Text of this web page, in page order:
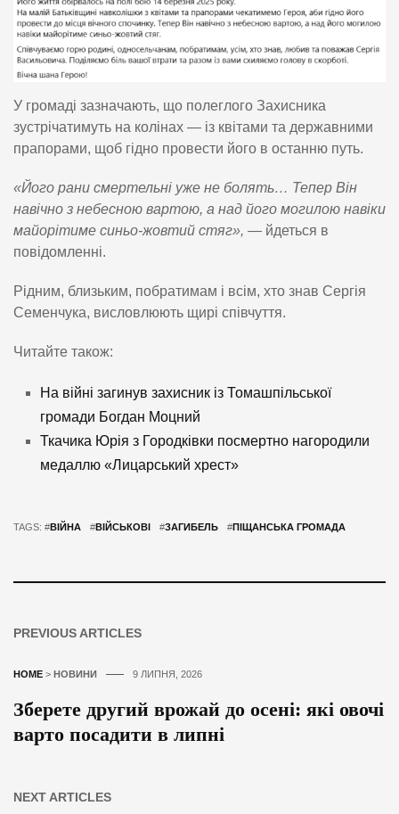
У громаді зазначають, що полеглого Захисника
зустрічатимуть на колінах — із квітами та державними
прапорами, щоб гідно провести його в останню путь.
«Його рани смертельні уже не болять… Тепер Він
навічно з небесною вартою, а над його могилою навіки
майорітиме синьо-жовтий стяг», — йдеться в
повідомленні.
Рідним, близьким, побратимам і всім, хто знав Сергія
Семенчука, висловлюють щирі співчуття.
Читайте також:
На війні загинув захисник із Томашпільської
громади Богдан Моцний
Ткачика Юрія з Городківки посмертно нагородили
медаллю «Лицарський хрест»
TAGS: #ВІЙНА #ВІЙСЬКОВІ #ЗАГИБЕЛЬ #ПІЩАНСЬКА ГРОМАДА
PREVIOUS ARTICLES
HOME > НОВИНИ 9 ЛИПНЯ, 2026
Зберете другий врожай до осені: які овочі
варто посадити в липні
NEXT ARTICLES